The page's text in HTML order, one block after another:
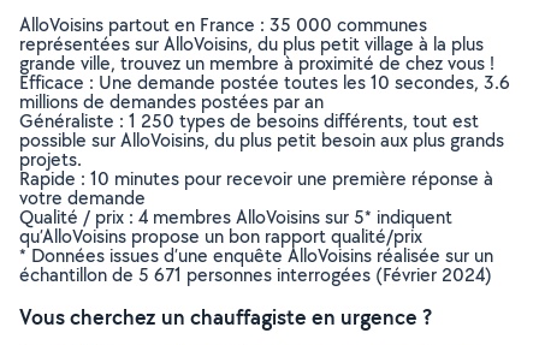
AlloVoisins partout en France : 35 000 communes
représentées sur AlloVoisins, du plus petit village à la plus
grande ville, trouvez un membre à proximité de chez vous !
Efficace : Une demande postée toutes les 10 secondes, 3.6
millions de demandes postées par an
Généraliste : 1 250 types de besoins différents, tout est
possible sur AlloVoisins, du plus petit besoin aux plus grands
projets.
Rapide : 10 minutes pour recevoir une première réponse à
votre demande
Qualité / prix : 4 membres AlloVoisins sur 5* indiquent
qu’AlloVoisins propose un bon rapport qualité/prix
* Données issues d’une enquête AlloVoisins réalisée sur un
échantillon de 5 671 personnes interrogées (Février 2024)
Vous cherchez un chauffagiste en urgence ?